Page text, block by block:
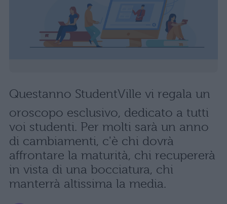
Questanno StudentVille vi regala un
oroscopo esclusivo, dedicato a tutti
voi studenti. Per molti sarà un anno
di cambiamenti, c'è chi dovrà
affrontare la maturità, chi recupererà
in vista di una bocciatura, chi
manterrà altissima la media.